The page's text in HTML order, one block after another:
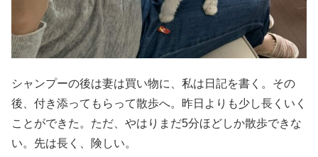
シャンプーの後は妻は買い物に、私は日記を書く。その
後、付き添ってもらって散歩へ。昨日よりも少し長くいく
ことができた。ただ、やはりまだ5分ほどしか散歩できな
い。先は長く、険しい。